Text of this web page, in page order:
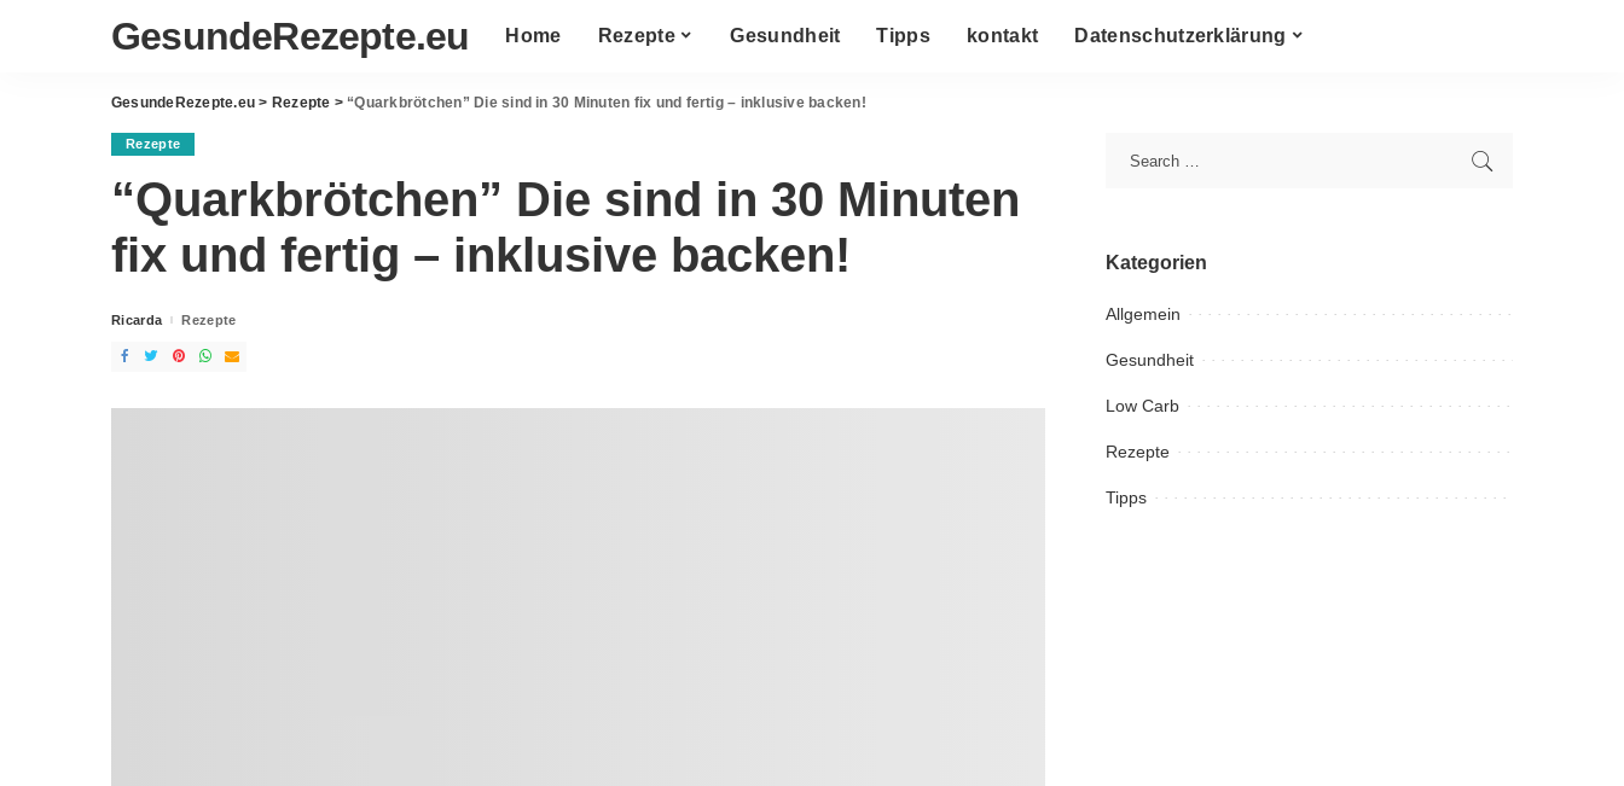
GesundeRezepte.eu Home Rezepte Gesundheit Tipps kontakt Datenschutzerklärung
GesundeRezepte.eu > Rezepte > “Quarkbrötchen” Die sind in 30 Minuten fix und fertig – inklusive backen!
Rezepte
“Quarkbrötchen” Die sind in 30 Minuten
fix und fertig – inklusive backen!
Posted
Ricarda Rezepte
Kategorien
Allgemein
Gesundheit
Low Carb
Rezepte
Tipps